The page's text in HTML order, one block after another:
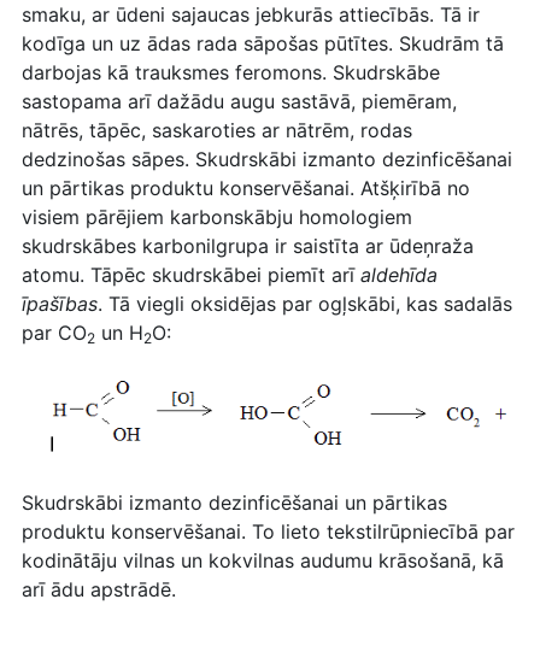
smaku, ar ūdeni sajaucas jebkurās attiecībās. Tā ir
kodīga un uz ādas rada sāpošas pūtītes. Skudrām tā
darbojas kā trauksmes feromons. Skudrskābe
sastopama arī dažādu augu sastāvā, piemēram,
nātrēs, tāpēc, saskaroties ar nātrēm, rodas
dedzinošas sāpes. Skudrskābi izmanto dezinficēšanai
un pārtikas produktu konservēšanai. Atšķirībā no
visiem pārējiem karbonskābju homologiem
skudrskābes karbonilgrupa ir saistīta ar ūdeņraža
atomu. Tāpēc skudrskābei piemīt arī aldehīda
īpašības. Tā viegli oksidējas par ogļskābi, kas sadalās
par CO2 un H2O:
Skudrskābi izmanto dezinficēšanai un pārtikas
produktu konservēšanai. To lieto tekstilrūpniecībā par
kodinātāju vilnas un kokvilnas audumu krāsošanā, kā
arī ādu apstrādē.